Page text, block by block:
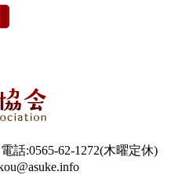
話:0565-62-1272(木曜定休)